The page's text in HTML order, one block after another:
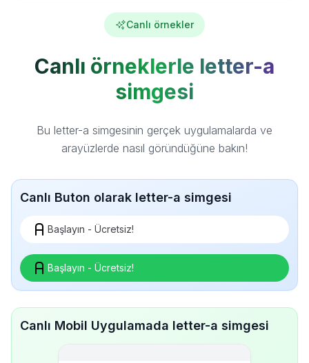
Canlı örnekler
Canlı örneklerle letter-a
simgesi
Bu letter-a simgesinin gerçek uygulamalarda ve
arayüzlerde nasıl göründüğüne bakın!
Canlı Buton olarak letter-a simgesi
Başlayın - Ücretsiz!
Başlayın - Ücretsiz!
Canlı Mobil Uygulamada letter-a simgesi